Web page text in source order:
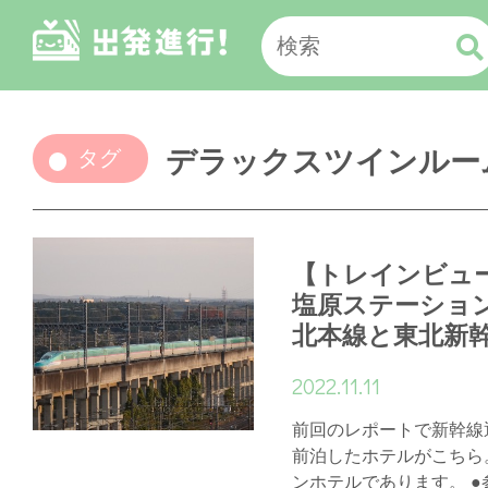
タグ デラックスツインル
【トレインビ
塩原ステーショ
北本線と東北新
2022.11.11
前回のレポートで新幹
前泊したホテルがこち
ンホテルであります。